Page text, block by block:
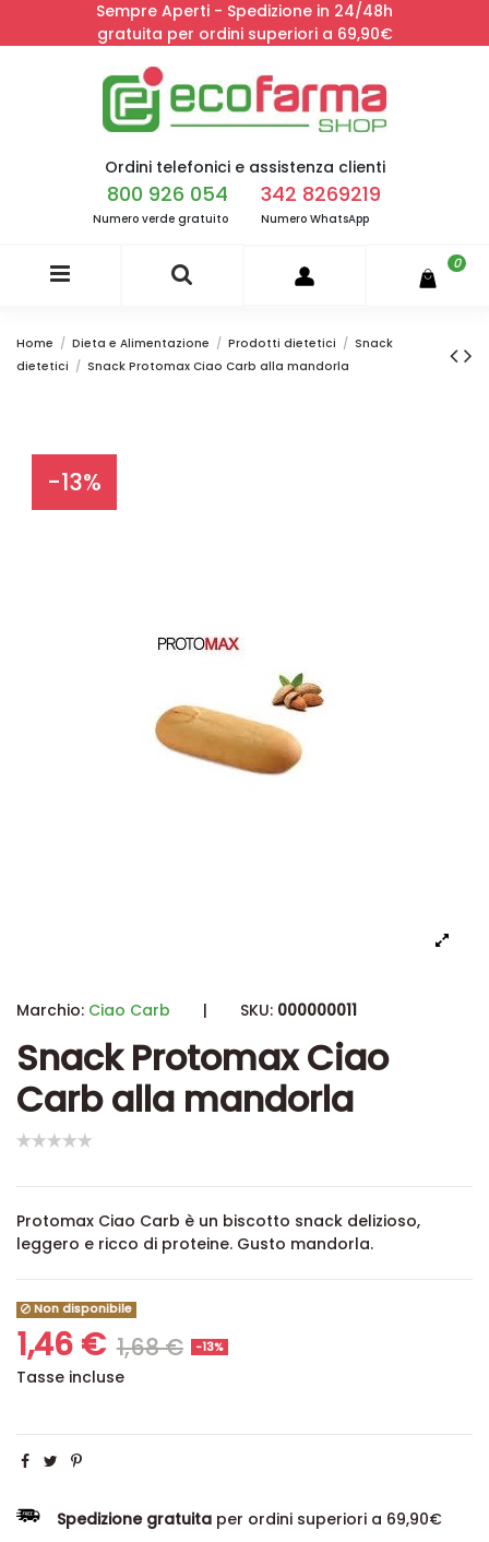
Sempre Aperti - Spedizione in 24/48h
gratuita per ordini superiori a 69,90€
Ordini telefonici e assistenza clienti
800 926 054
Numero verde gratuito
342 8269219
Numero WhatsApp
0
Home Dieta e Alimentazione Prodotti dietetici
Snack
dietetici
Snack Protomax Ciao Carb alla mandorla
-13%
Marchio: Ciao Carb | SKU: 000000011
Snack Protomax Ciao
Carb alla mandorla
Protomax Ciao Carb è un biscotto snack delizioso,
leggero e ricco di proteine. Gusto mandorla.
Non disponibile
1,46 € 1,68 € -13%
Tasse incluse
Spedizione gratuita per ordini superiori a 69,90€